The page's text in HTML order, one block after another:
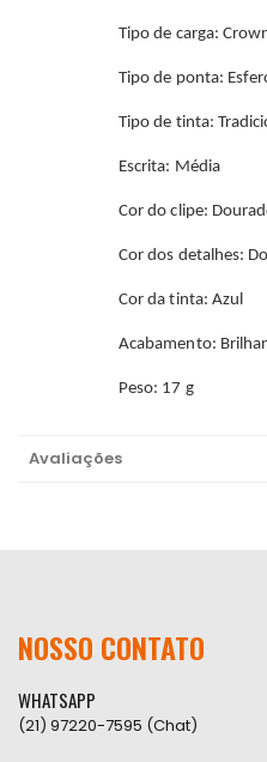
Tipo de carga:
Tipo de ponta:
Tipo de tinta:
Escrita: Média
Cor do clipe:
Cor dos detalhes:
Cor da tinta: Azul
Acabamento:
Peso: 17 g
Avaliações
NOSSO CONTATO
WHATSAPP
(21) 97220-7595 (Chat)